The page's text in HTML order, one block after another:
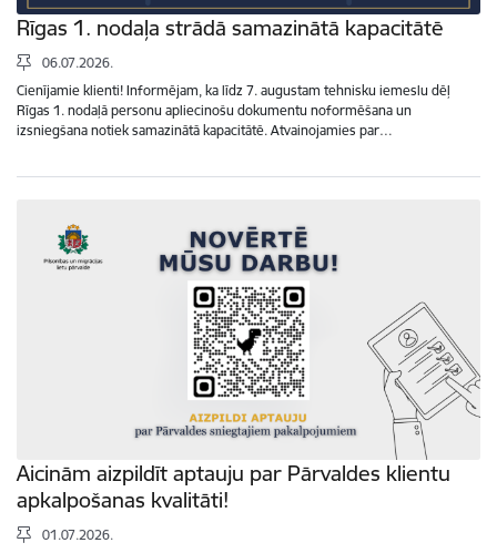
Rīgas 1. nodaļa strādā samazinātā kapacitātē
06.07.2026.
Cienījamie klienti! Informējam, ka līdz 7. augustam tehnisku iemeslu dēļ
Rīgas 1. nodaļā personu apliecinošu dokumentu noformēšana un
izsniegšana notiek samazinātā kapacitātē. Atvainojamies par…
Aicinām aizpildīt aptauju par Pārvaldes klientu
apkalpošanas kvalitāti!
01.07.2026.